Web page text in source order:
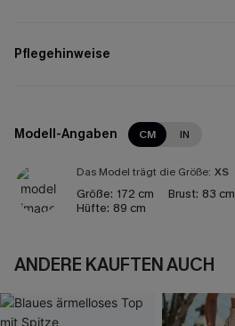
Pflegehinweise
Modell-Angaben CM IN
Das Model trägt die Größe: XS
Größe: 172 cm Brust: 83 cm
Hüfte: 89 cm
ANDERE KAUFTEN AUCH